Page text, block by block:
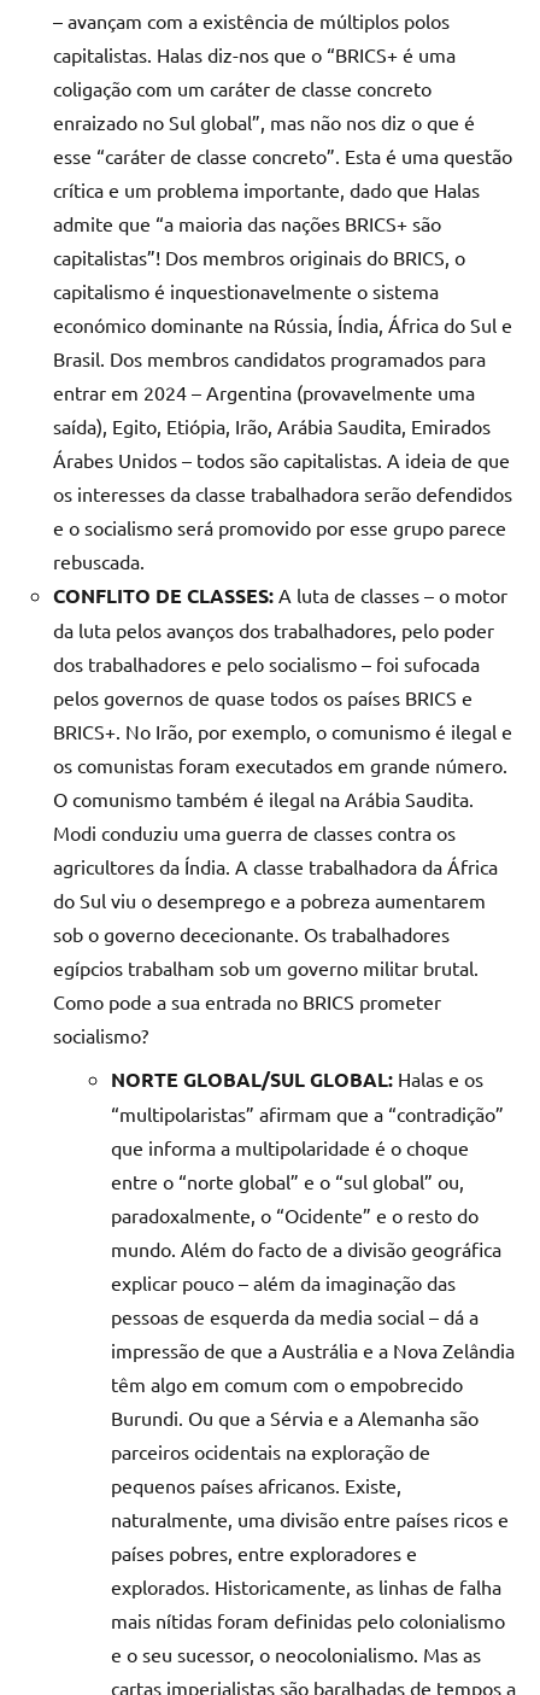
– avançam com a existência de múltiplos polos
capitalistas. Halas diz-nos que o “BRICS+ é uma
coligação com um caráter de classe concreto
enraizado no Sul global”, mas não nos diz o que é
esse “caráter de classe concreto”. Esta é uma questão
crítica e um problema importante, dado que Halas
admite que “a maioria das nações BRICS+ são
capitalistas”! Dos membros originais do BRICS, o
capitalismo é inquestionavelmente o sistema
económico dominante na Rússia, Índia, África do Sul e
Brasil. Dos membros candidatos programados para
entrar em 2024 – Argentina (provavelmente uma
saída), Egito, Etiópia, Irão, Arábia Saudita, Emirados
Árabes Unidos – todos são capitalistas. A ideia de que
os interesses da classe trabalhadora serão defendidos
e o socialismo será promovido por esse grupo parece
rebuscada.
CONFLITO DE CLASSES: A luta de classes – o motor
da luta pelos avanços dos trabalhadores, pelo poder
dos trabalhadores e pelo socialismo – foi sufocada
pelos governos de quase todos os países BRICS e
BRICS+. No Irão, por exemplo, o comunismo é ilegal e
os comunistas foram executados em grande número.
O comunismo também é ilegal na Arábia Saudita.
Modi conduziu uma guerra de classes contra os
agricultores da Índia. A classe trabalhadora da África
do Sul viu o desemprego e a pobreza aumentarem
sob o governo dececionante. Os trabalhadores
egípcios trabalham sob um governo militar brutal.
Como pode a sua entrada no BRICS prometer
socialismo?
NORTE GLOBAL/SUL GLOBAL: Halas e os
“multipolaristas” afirmam que a “contradição”
que informa a multipolaridade é o choque
entre o “norte global” e o “sul global” ou,
paradoxalmente, o “Ocidente” e o resto do
mundo. Além do facto de a divisão geográfica
explicar pouco – além da imaginação das
pessoas de esquerda da media social – dá a
impressão de que a Austrália e a Nova Zelândia
têm algo em comum com o empobrecido
Burundi. Ou que a Sérvia e a Alemanha são
parceiros ocidentais na exploração de
pequenos países africanos. Existe,
naturalmente, uma divisão entre países ricos e
países pobres, entre exploradores e
explorados. Historicamente, as linhas de falha
mais nítidas foram definidas pelo colonialismo
e o seu sucessor, o neocolonialismo. Mas as
cartas imperialistas são baralhadas de tempos a